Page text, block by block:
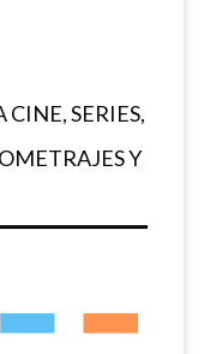
CINE, SERIES,
Y